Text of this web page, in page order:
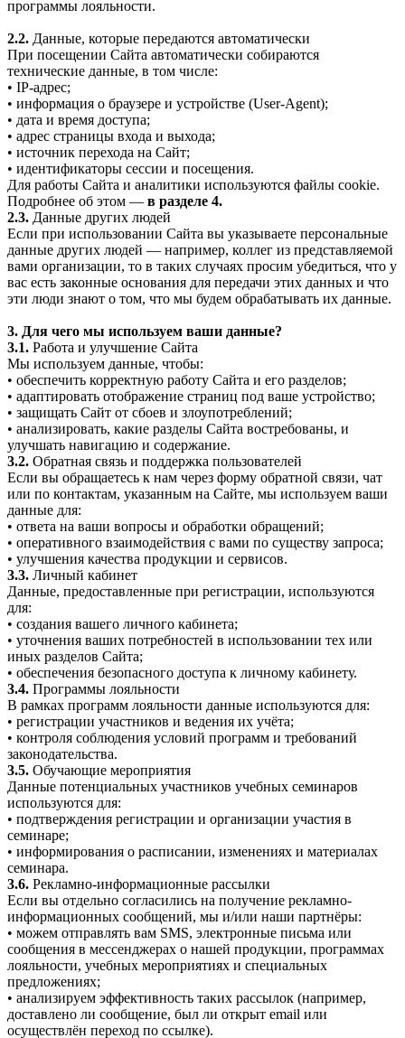
программы лояльности.
2.2. Данные, которые передаются автоматически
При посещении Сайта автоматически собираются
технические данные, в том числе:
• IP-адрес;
• информация о браузере и устройстве (User-Agent);
• дата и время доступа;
• адрес страницы входа и выхода;
• источник перехода на Сайт;
• идентификаторы сессии и посещения.
Для работы Сайта и аналитики используются файлы cookie.
Подробнее об этом — в разделе 4.
2.3. Данные других людей
Если при использовании Сайта вы указываете персональные
данные других людей — например, коллег из представляемой
вами организации, то в таких случаях просим убедиться, что у
вас есть законные основания для передачи этих данных и что
эти люди знают о том, что мы будем обрабатывать их данные.
3. Для чего мы используем ваши данные?
3.1. Работа и улучшение Сайта
Мы используем данные, чтобы:
• обеспечить корректную работу Сайта и его разделов;
• адаптировать отображение страниц под ваше устройство;
• защищать Сайт от сбоев и злоупотреблений;
• анализировать, какие разделы Сайта востребованы, и
улучшать навигацию и содержание.
3.2. Обратная связь и поддержка пользователей
Если вы обращаетесь к нам через форму обратной связи, чат
или по контактам, указанным на Сайте, мы используем ваши
данные для:
• ответа на ваши вопросы и обработки обращений;
• оперативного взаимодействия с вами по существу запроса;
• улучшения качества продукции и сервисов.
3.3. Личный кабинет
Данные, предоставленные при регистрации, используются
для:
• создания вашего личного кабинета;
• уточнения ваших потребностей в использовании тех или
иных разделов Сайта;
• обеспечения безопасного доступа к личному кабинету.
3.4. Программы лояльности
В рамках программ лояльности данные используются для:
• регистрации участников и ведения их учёта;
• контроля соблюдения условий программ и требований
законодательства.
3.5. Обучающие мероприятия
Данные потенциальных участников учебных семинаров
используются для:
• подтверждения регистрации и организации участия в
семинаре;
• информирования о расписании, изменениях и материалах
семинара.
3.6. Рекламно-информационные рассылки
Если вы отдельно согласились на получение рекламно-
информационных сообщений, мы и/или наши партнёры:
• можем отправлять вам SMS, электронные письма или
сообщения в мессенджерах о нашей продукции, программах
лояльности, учебных мероприятиях и специальных
предложениях;
• анализируем эффективность таких рассылок (например,
доставлено ли сообщение, был ли открыт email или
осуществлён переход по ссылке).